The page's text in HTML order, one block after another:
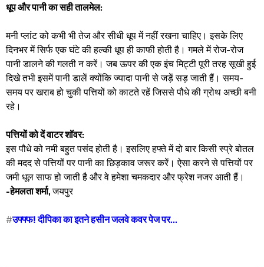
धूप और पानी का सही तालमेल:
​मनी प्लांट को कभी भी तेज और सीधी धूप में नहीं रखना चाहिए। इसके लिए
दिनभर में सिर्फ एक घंटे की हल्की धूप ही काफी होती है। गमले में रोज-रोज
पानी डालने की गलती न करें। जब ऊपर की एक इंच मिट्टी पूरी तरह सूखी हुई
दिखे तभी इसमें पानी डालें क्योंकि ज्यादा पानी से जड़ें सड़ जाती हैं। समय-
समय पर खराब हो चुकी पत्तियों को काटते रहें जिससे पौधे की ग्रोथ अच्छी बनी
रहे। ​
पत्तियों को दें वाटर शॉवर:
​इस पौधे को नमी बहुत पसंद होती है। इसलिए हफ्ते में दो बार किसी स्प्रे बोतल
की मदद से पत्तियों पर पानी का छिड़काव जरूर करें। ऐसा करने से पत्तियों पर
जमी धूल साफ हो जाती है और वे हमेशा चमकदार और फ्रेश नजर आती हैं।
-हेमलता शर्मा,जयपुर
#उफ्फ्फ! दीपिका का इतने हसीन जलवे कवर पेज पर...